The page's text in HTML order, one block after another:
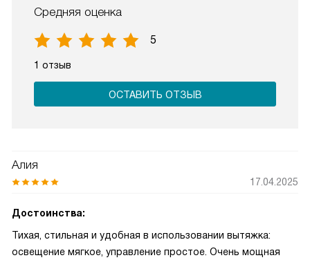
Средняя оценка
5
1 отзыв
ОСТАВИТЬ ОТЗЫВ
Алия
17.04.2025
Достоинства:
Тихая, стильная и удобная в использовании вытяжка:
освещение мягкое, управление простое. Очень мощная